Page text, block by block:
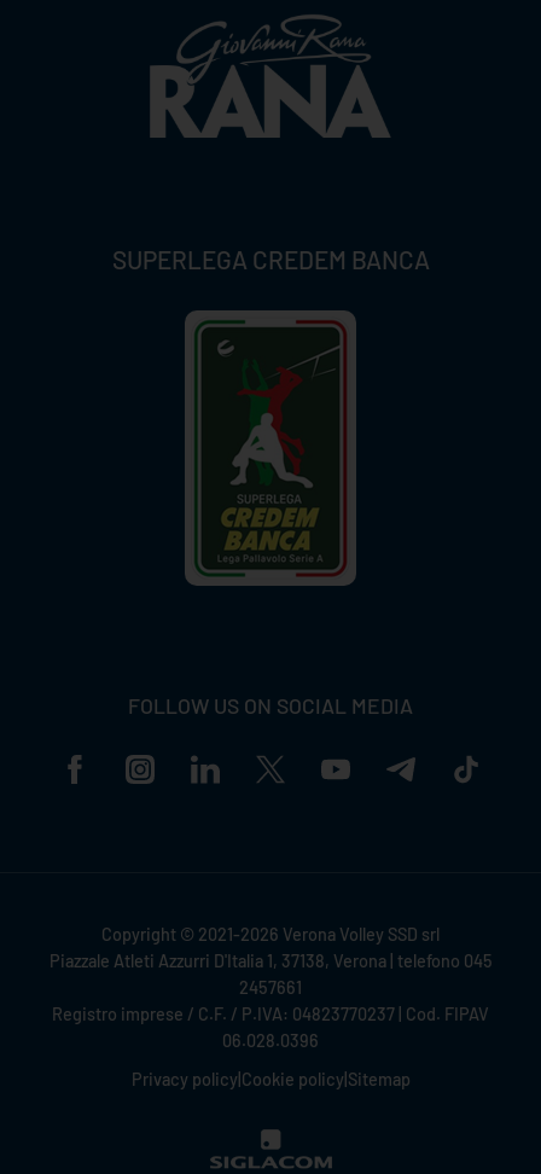
SUPERLEGA CREDEM BANCA
FOLLOW US ON SOCIAL MEDIA
Copyright © 2021-2026 Verona Volley SSD srl
Piazzale Atleti Azzurri D'Italia 1, 37138, Verona | telefono 045
2457661
Registro imprese / C.F. / P.IVA: 04823770237 | Cod. FIPAV
06.028.0396
Privacy policy Cookie policy Sitemap